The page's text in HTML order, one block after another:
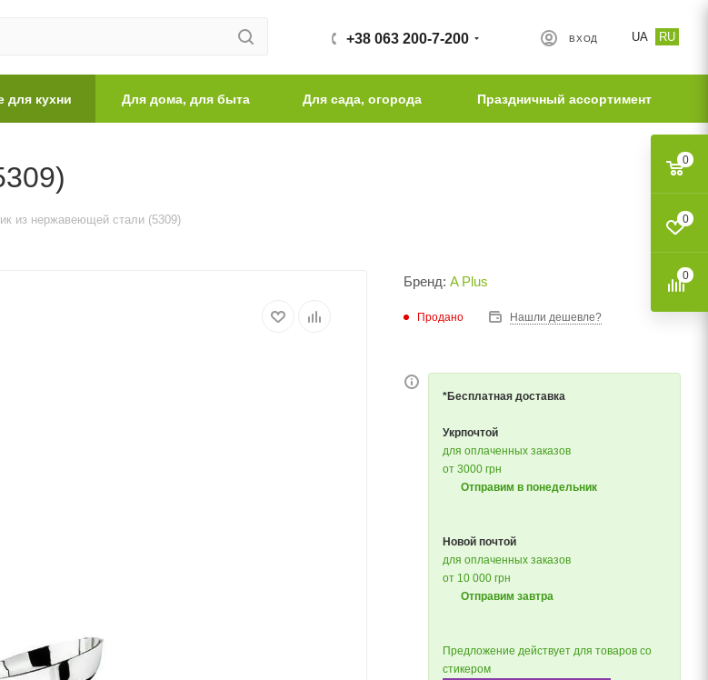
UA RU
ВХОД
+38 063 200-7-200
для кухни Для дома, для быта Для сада, огорода Праздничный ассортимент
из нержавеющей стали (5309)
Бренд: A Plus
Продано Нашли дешевле?
*Бесплатная доставка
Укрпочтой
для оплаченных заказов
от 3000 грн
Отправим в понедельник
Новой почтой
для оплаченных заказов
от 10 000 грн
Отправим завтра
Предложение действует для товаров со
стикером
0
0
0